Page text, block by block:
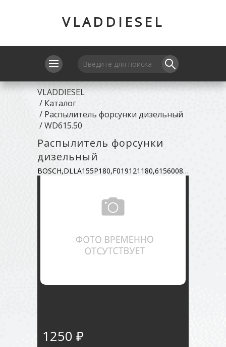
VLADDIESEL
VLADDIESEL
/ Каталог
/ Распылитель форсунки дизельный
/WD615.50
Распылитель форсунки
дизельный
BOSCH,DLLA155P180,F019121180,61560080276
1250 ₽